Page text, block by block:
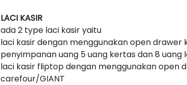
LACI KASIR
ada 2 type laci kasir yaitu
laci kasir dengan menggunakan open
penyimpanan uang 5 uang kertas dan 8 uang
laci kasir fliptop dengan menggunakan open
carefour/GIANT